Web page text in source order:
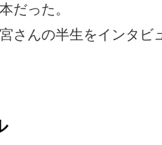
だった。
さんの半生をインタビ